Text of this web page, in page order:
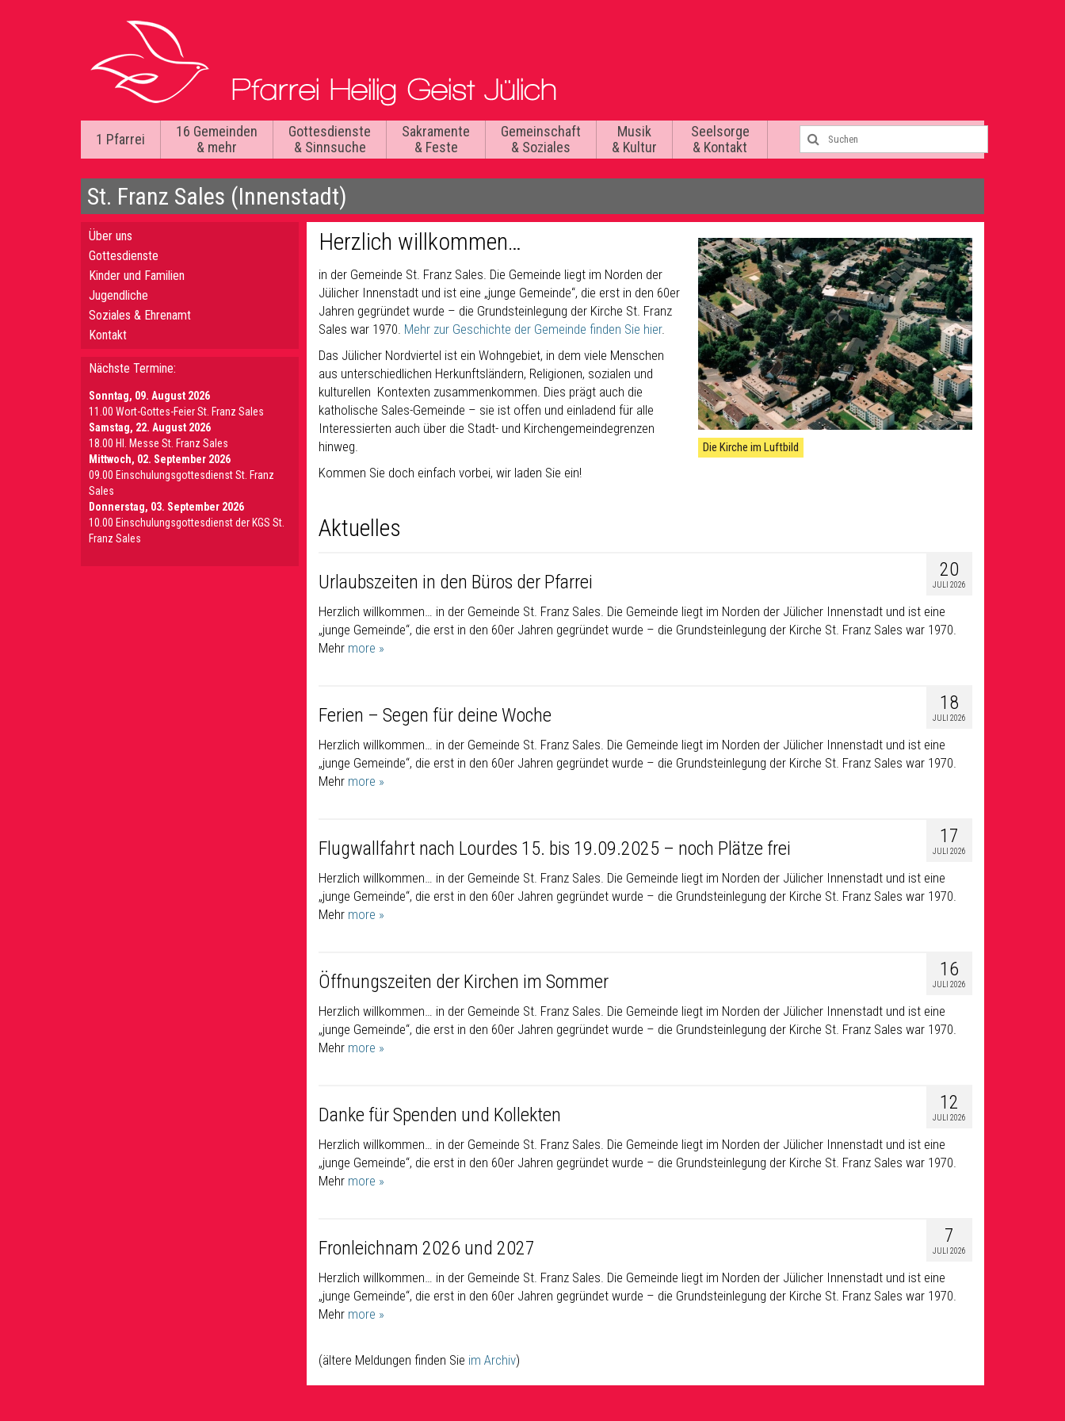
1 Pfarrei
16 Gemeinden
& mehr
Gottesdienste
& Sinnsuche
Sakramente
& Feste
Gemeinschaft
& Soziales
Musik
& Kultur
Seelsorge
& Kontakt
St. Franz Sales (Innenstadt)
Die Kirche im Luftbild
Herzlich willkommen…
in der Gemeinde St. Franz Sales. Die Gemeinde liegt im Norden der
Jülicher Innenstadt und ist eine „junge Gemeinde“, die erst in den 60er
Jahren gegründet wurde – die Grundsteinlegung der Kirche St. Franz
Sales war 1970. Mehr zur Geschichte der Gemeinde finden Sie hier.
Das Jülicher Nordviertel ist ein Wohngebiet, in dem viele Menschen
aus unterschiedlichen Herkunftsländern, Religionen, sozialen und
kulturellen Kontexten zusammenkommen. Dies prägt auch die
katholische Sales-Gemeinde – sie ist offen und einladend für alle
Interessierten auch über die Stadt- und Kirchengemeindegrenzen
hinweg.
Kommen Sie doch einfach vorbei, wir laden Sie ein!
Aktuelles
20
JULI 2026
Urlaubszeiten in den Büros der Pfarrei
Herzlich willkommen… in der Gemeinde St. Franz Sales. Die Gemeinde liegt im Norden der Jülicher Innenstadt und ist eine
„junge Gemeinde“, die erst in den 60er Jahren gegründet wurde – die Grundsteinlegung der Kirche St. Franz Sales war 1970.
Mehr more »
18
JULI 2026
Ferien – Segen für deine Woche
Herzlich willkommen… in der Gemeinde St. Franz Sales. Die Gemeinde liegt im Norden der Jülicher Innenstadt und ist eine
„junge Gemeinde“, die erst in den 60er Jahren gegründet wurde – die Grundsteinlegung der Kirche St. Franz Sales war 1970.
Mehr more »
17
JULI 2026
Flugwallfahrt nach Lourdes 15. bis 19.09.2025 – noch Plätze frei
Herzlich willkommen… in der Gemeinde St. Franz Sales. Die Gemeinde liegt im Norden der Jülicher Innenstadt und ist eine
„junge Gemeinde“, die erst in den 60er Jahren gegründet wurde – die Grundsteinlegung der Kirche St. Franz Sales war 1970.
Mehr more »
16
JULI 2026
Öffnungszeiten der Kirchen im Sommer
Herzlich willkommen… in der Gemeinde St. Franz Sales. Die Gemeinde liegt im Norden der Jülicher Innenstadt und ist eine
„junge Gemeinde“, die erst in den 60er Jahren gegründet wurde – die Grundsteinlegung der Kirche St. Franz Sales war 1970.
Mehr more »
12
JULI 2026
Danke für Spenden und Kollekten
Herzlich willkommen… in der Gemeinde St. Franz Sales. Die Gemeinde liegt im Norden der Jülicher Innenstadt und ist eine
„junge Gemeinde“, die erst in den 60er Jahren gegründet wurde – die Grundsteinlegung der Kirche St. Franz Sales war 1970.
Mehr more »
7
JULI 2026
Fronleichnam 2026 und 2027
Herzlich willkommen… in der Gemeinde St. Franz Sales. Die Gemeinde liegt im Norden der Jülicher Innenstadt und ist eine
„junge Gemeinde“, die erst in den 60er Jahren gegründet wurde – die Grundsteinlegung der Kirche St. Franz Sales war 1970.
Mehr more »
(ältere Meldungen finden Sie im Archiv)
Über uns
Gottesdienste
Kinder und Familien
Jugendliche
Soziales & Ehrenamt
Kontakt
Nächste Termine:
Sonntag, 09. August 2026
11.00 Wort-Gottes-Feier St. Franz Sales
Samstag, 22. August 2026
18.00 Hl. Messe St. Franz Sales
Mittwoch, 02. September 2026
09.00 Einschulungsgottesdienst St. Franz
Sales
Donnerstag, 03. September 2026
10.00 Einschulungsgottesdienst der KGS St.
Franz Sales